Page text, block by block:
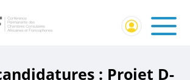
: Projet D-